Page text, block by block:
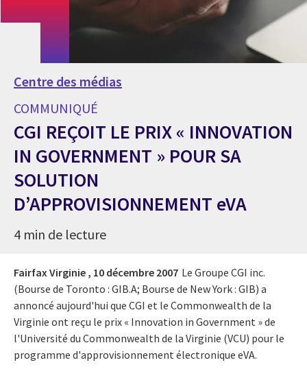
Centre des médias
COMMUNIQUÉ
CGI REÇOIT LE PRIX « INNOVATION
IN GOVERNMENT » POUR SA
SOLUTION
D’APPROVISIONNEMENT eVA
4 min de lecture
Fairfax Virginie , 10 décembre 2007 Le Groupe CGI inc.
(Bourse de Toronto : GIB.A; Bourse de New York : GIB) a
annoncé aujourd'hui que CGI et le Commonwealth de la
Virginie ont reçu le prix « Innovation in Government » de
l'Université du Commonwealth de la Virginie (VCU) pour le
programme d'approvisionnement électronique eVA.